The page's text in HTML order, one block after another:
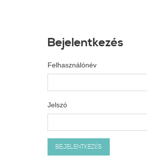
Bejelentkezés
Felhasználónév
Jelszó